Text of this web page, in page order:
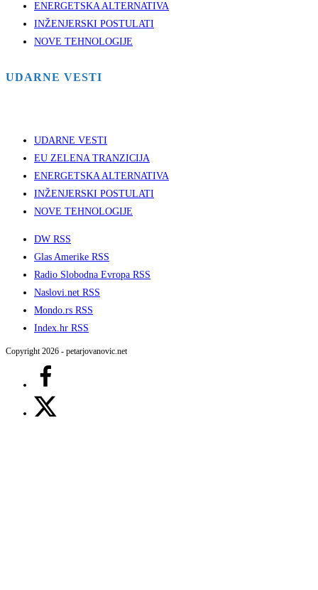
ENERGETSKA ALTERNATIVA
INŽENJERSKI POSTULATI
NOVE TEHNOLOGIJE
UDARNE VESTI
UDARNE VESTI
EU ZELENA TRANZICIJA
ENERGETSKA ALTERNATIVA
INŽENJERSKI POSTULATI
NOVE TEHNOLOGIJE
DW RSS
Glas Amerike RSS
Radio Slobodna Evropa RSS
Naslovi.net RSS
Mondo.rs RSS
Index.hr RSS
Copyright 2026 - petarjovanovic.net